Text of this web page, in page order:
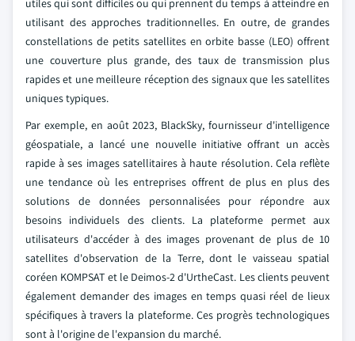
utiles qui sont difficiles ou qui prennent du temps à atteindre en
utilisant des approches traditionnelles. En outre, de grandes
constellations de petits satellites en orbite basse (LEO) offrent
une couverture plus grande, des taux de transmission plus
rapides et une meilleure réception des signaux que les satellites
uniques typiques.
Par exemple, en août 2023, BlackSky, fournisseur d'intelligence
géospatiale, a lancé une nouvelle initiative offrant un accès
rapide à ses images satellitaires à haute résolution. Cela reflète
une tendance où les entreprises offrent de plus en plus des
solutions de données personnalisées pour répondre aux
besoins individuels des clients. La plateforme permet aux
utilisateurs d'accéder à des images provenant de plus de 10
satellites d'observation de la Terre, dont le vaisseau spatial
coréen KOMPSAT et le Deimos-2 d'UrtheCast. Les clients peuvent
également demander des images en temps quasi réel de lieux
spécifiques à travers la plateforme. Ces progrès technologiques
sont à l'origine de l'expansion du marché.